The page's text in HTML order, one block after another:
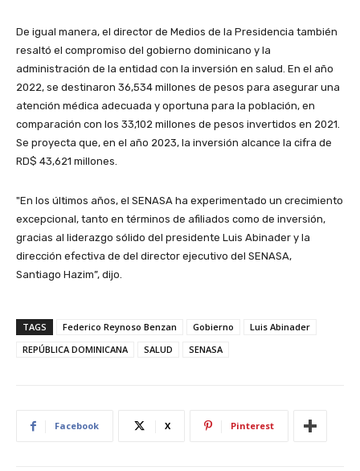
De igual manera, el director de Medios de la Presidencia también
resaltó el compromiso del gobierno dominicano y la
administración de la entidad con la inversión en salud. En el año
2022, se destinaron 36,534 millones de pesos para asegurar una
atención médica adecuada y oportuna para la población, en
comparación con los 33,102 millones de pesos invertidos en 2021.
Se proyecta que, en el año 2023, la inversión alcance la cifra de
RD$ 43,621 millones.
"En los últimos años, el SENASA ha experimentado un crecimiento
excepcional, tanto en términos de afiliados como de inversión,
gracias al liderazgo sólido del presidente Luis Abinader y la
dirección efectiva de del director ejecutivo del SENASA,
Santiago Hazim”, dijo.
TAGS Federico Reynoso Benzan Gobierno
Luis Abinader
REPÚBLICA DOMINICANA
SALUD SENASA
Facebook X Pinterest